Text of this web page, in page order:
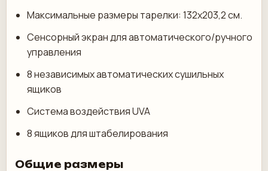
Максимальные размеры тарелки: 132x203,2 см.
Сенсорный экран для автоматического/ручного
управления
8 независимых автоматических сушильных
ящиков
Система воздействия UVA
8 ящиков для штабелирования
Общие размеры